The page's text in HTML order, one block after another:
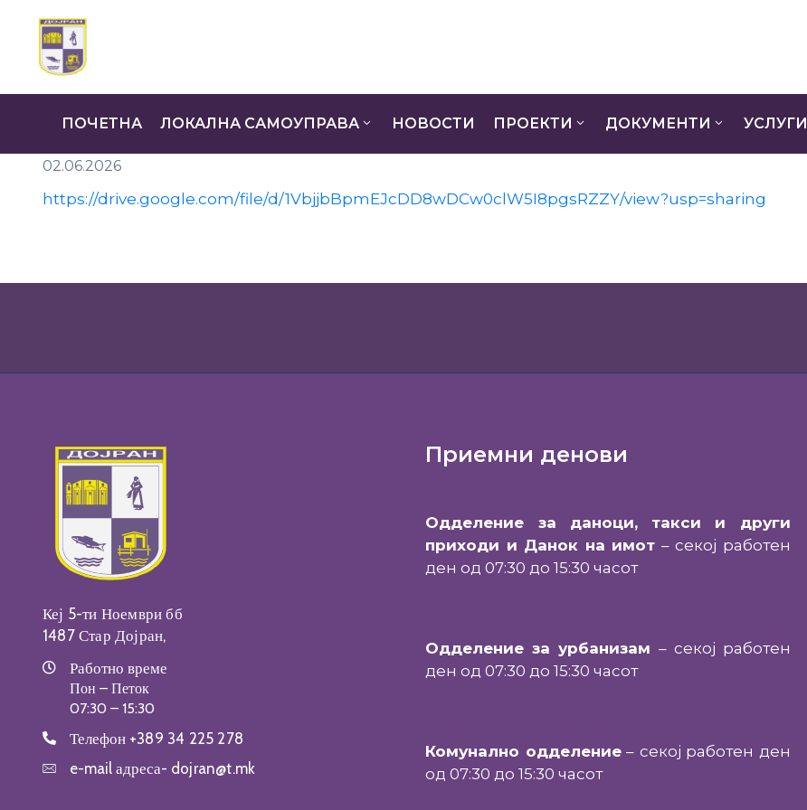
ПОЧЕТНА ЛОКАЛНА САМОУПРАВА НОВОСТИ ПРОЕКТИ ДОКУМЕНТИ УСЛУГИ
02.06.2026
https://drive.google.com/file/d/1VbjjbBpmEJcDD8wDCw0clW5I8pgsRZZY/view?usp=sharing
Кеј 5-ти Ноември бб
1487 Стар Дојран,
Работно време
Пон – Петок
07:30 – 15:30
Телефон +389 34 225 278
e-mail адреса- dojran@t.mk
Приемни денови
Одделение за даноци, такси и други
приходи и Данок на имот – секој работен
ден од 07:30 до 15:30 часот
Одделение за урбанизам – секој работен
ден од 07:30 до 15:30 часот
Комунално одделение– секој работен ден
од 07:30 до 15:30 часот